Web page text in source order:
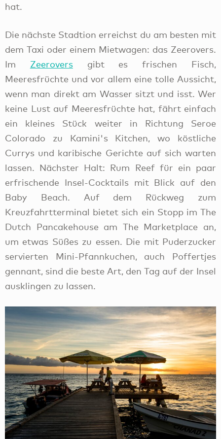
Meeresfrüchte und vor allem eine tolle Aussicht,
keine Lust auf Meeresfrüchte hat, fährt einfach
ein kleines Stück weiter in Richtung Seroe
Colorado zu Kamini's Kitchen, wo köstliche
Currys und karibische Gerichte auf sich warten
lassen. Nächster Halt: Rum Reef für ein paar
erfrischende Insel-Cocktails mit Blick auf den
Baby Beach. Auf dem Rückweg zum
Kreuzfahrtterminal bietet sich ein Stopp im The
Dutch Pancakehouse am The Marketplace an,
um etwas Süßes zu essen. Die mit Puderzucker
servierten Mini-Pfannkuchen, auch Poffertjes
gennant, sind die beste Art, den Tag auf der Insel
ausklingen zu lassen.
8. Schnorcheln & Scuba
Diving